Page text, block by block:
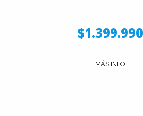
$1.399.990
MÁS INFO